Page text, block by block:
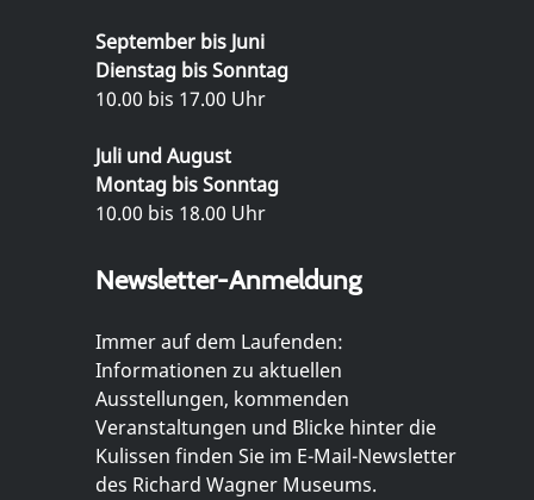
September bis Juni
Dienstag bis Sonntag
10.00 bis 17.00 Uhr
Juli und August
Montag bis Sonntag
10.00 bis 18.00 Uhr
Newsletter-Anmeldung
Immer auf dem Laufenden:
Informationen zu aktuellen
Ausstellungen, kommenden
Veranstaltungen und Blicke hinter die
Kulissen finden Sie im E-Mail-Newsletter
des Richard Wagner Museums.